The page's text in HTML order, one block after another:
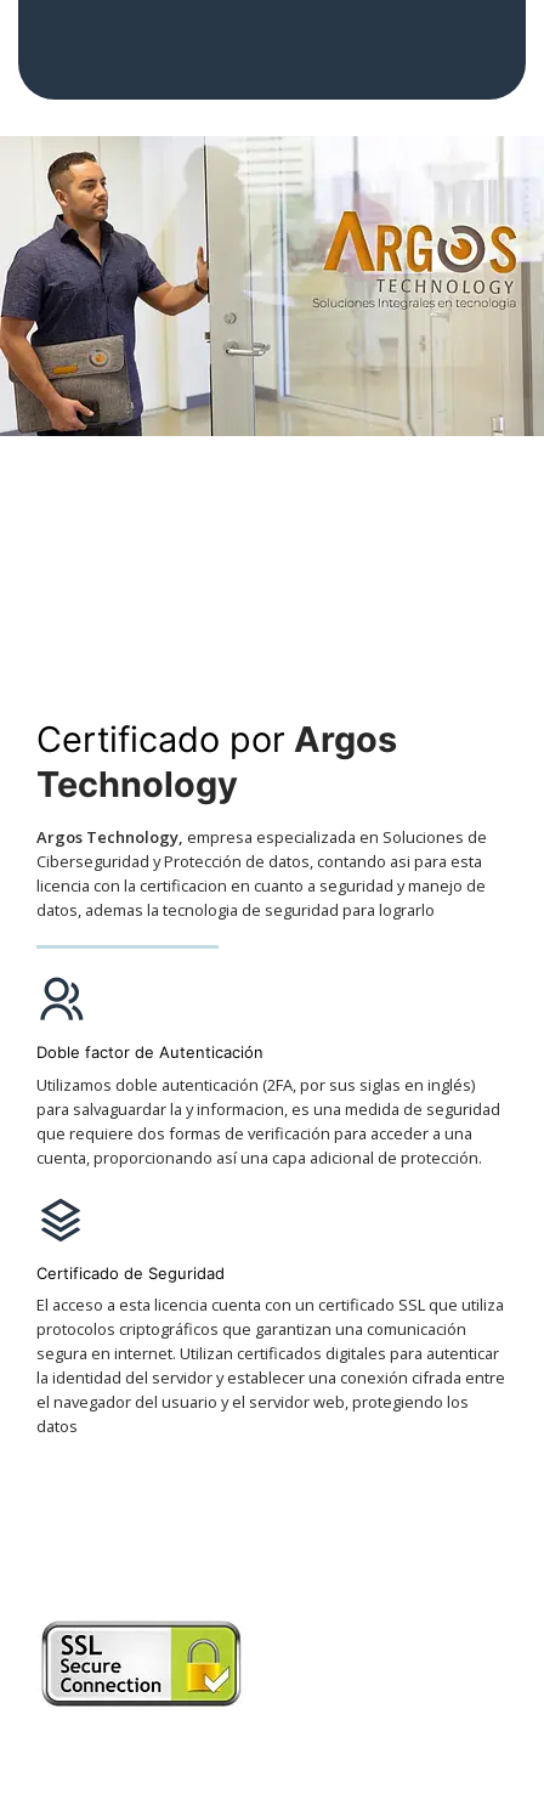
Certificado por Argos
Technology
Argos Technology, empresa especializada en Soluciones de
Ciberseguridad y Protección de datos, contando asi para esta
licencia con la certificacion en cuanto a seguridad y manejo de
datos, ademas la tecnologia de seguridad para lograrlo
Doble factor de Autenticación
Utilizamos doble autenticación (2FA, por sus siglas en inglés)
para salvaguardar la y informacion, es una medida de seguridad
que requiere dos formas de verificación para acceder a una
cuenta, proporcionando así una capa adicional de protección.
Certificado de Seguridad
El acceso a esta licencia cuenta con un certificado SSL que utiliza
protocolos criptográficos que garantizan una comunicación
segura en internet. Utilizan certificados digitales para autenticar
la identidad del servidor y establecer una conexión cifrada entre
el navegador del usuario y el servidor web, protegiendo los
datos